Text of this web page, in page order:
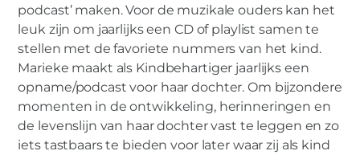
podcast’ maken. Voor de muzikale ouders kan het
leuk zijn om jaarlijks een CD of playlist samen te
stellen met de favoriete nummers van het kind.
Marieke maakt als Kindbehartiger jaarlijks een
opname/podcast voor haar dochter. Om bijzondere
momenten in de ontwikkeling, herinneringen en
de levenslijn van haar dochter vast te leggen en zo
iets tastbaars te bieden voor later waar zij als kind